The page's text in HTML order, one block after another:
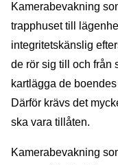
Kamerabevakning
trapphuset till
integritetskänslig
de rör sig till och från
kartlägga de
Därför krävs det
ska vara tillåten.
Kamerabevakning